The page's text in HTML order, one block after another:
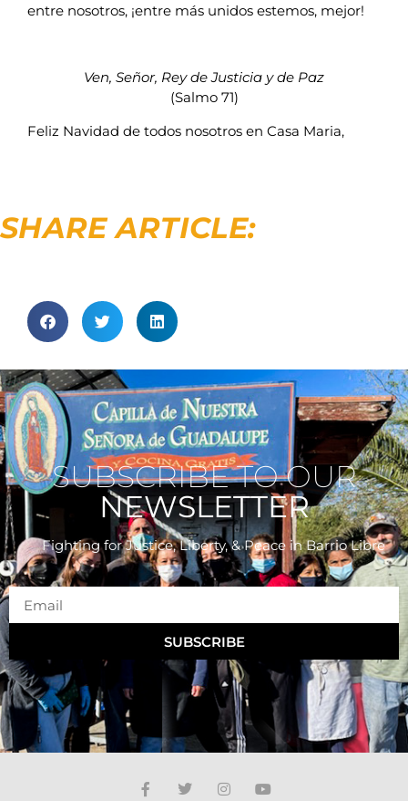
entre nosotros, ¡entre más unidos estemos, mejor!
Ven, Señor, Rey de Justicia y de Paz
(Salmo 71)
Feliz Navidad de todos nosotros en Casa Maria,
SHARE ARTICLE:
SUBSCRIBE TO OUR
NEWSLETTER
Fighting for Justice, Liberty, & Peace in Barrio Libre
SUBSCRIBE